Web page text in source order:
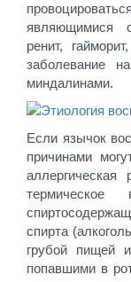
являющимися
ренит,
заболевание
миндалинами.
Если язычок
причинами
термическое
спирта
грубой пищей
попавшими в